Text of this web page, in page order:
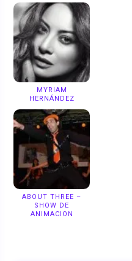
MYRIAM
HERNÁNDEZ
ABOUT THREE –
SHOW DE
ANIMACION